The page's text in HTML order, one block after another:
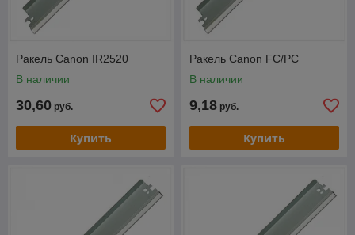
Ракель Canon IR2520
В наличии
30,60 руб.
Купить
Ракель Canon FC/PC
В наличии
9,18 руб.
Купить